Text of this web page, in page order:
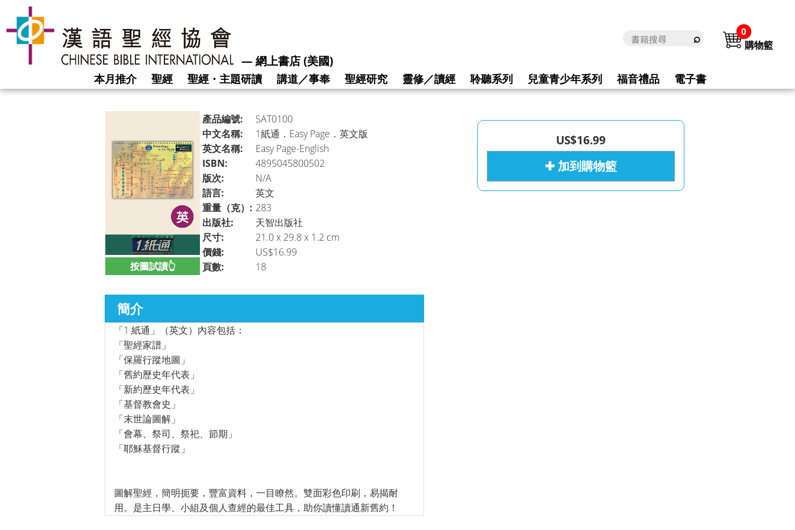
―網上書店 (美國)
0
購物籃
本月推介 聖經 聖經・主題研讀 講道／事奉 聖經研究 靈修／讀經 聆聽系列 兒童青少年系列 福音禮品 電子書
按圖試讀👆
產品編號:
SAT0100
中文名稱:
1紙通．Easy Page．英文版
英文名稱:
Easy Page-English
ISBN:
4895045800502
版次:
N/A
語言:
英文
重量（克）: 283
出版社:
天智出版社
尺寸:
21.0 x 29.8 x 1.2 cm
價錢:
US$16.99
頁數:
18
簡介
「1 紙通」（英文）內容包括：
「聖經家譜」
「保羅行蹤地圖」
「舊約歷史年代表」
「新約歷史年代表」
「基督教會史」
「末世論圖解」
「會幕、祭司、祭祀、節期」
「耶穌基督行蹤」
圖解聖經，簡明扼要，豐富資料，一目瞭然。雙面彩色印刷，易揭耐
用。是主日學、小組及個人查經的最佳工具，助你讀懂讀通新舊約！
US$16.99
✚ 加到購物籃